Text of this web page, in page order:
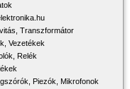
Transzformátor
Vezetékek
Relék
Piezók, Mikrofonok